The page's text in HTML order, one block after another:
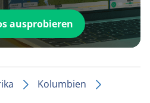
ausprobieren
Kolumbien